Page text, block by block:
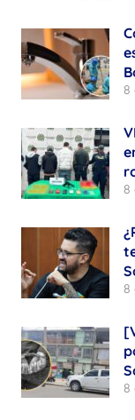
8
8
8
8